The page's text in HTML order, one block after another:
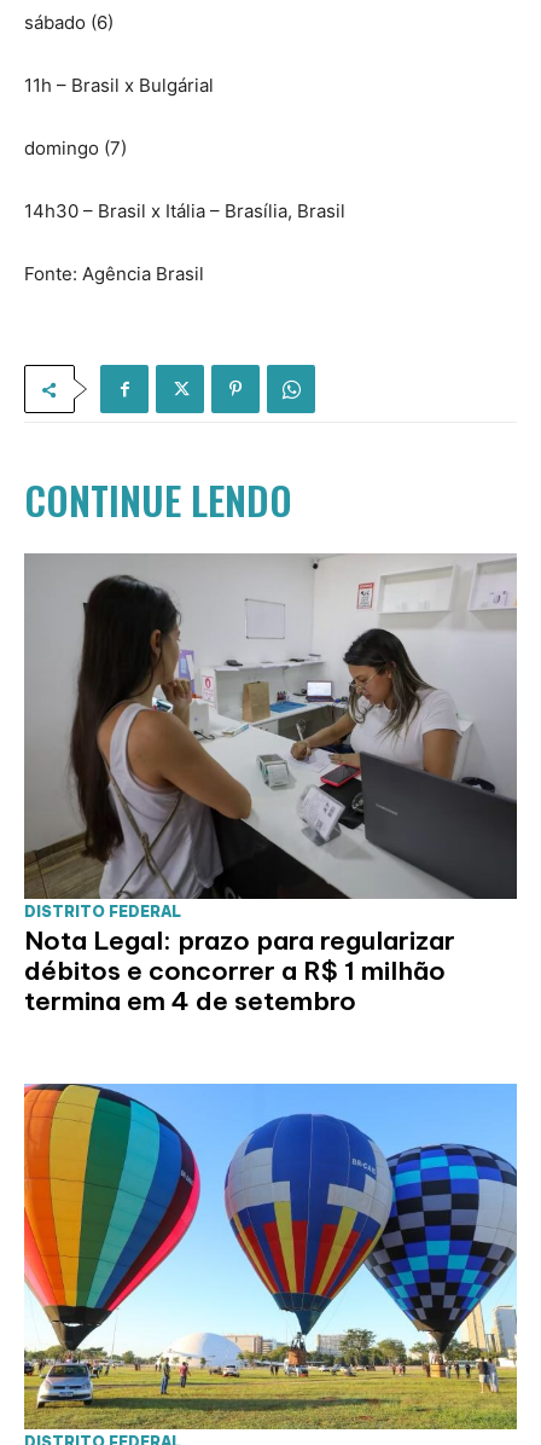
sábado (6)
11h – Brasil x Bulgárial
domingo (7)
14h30 – Brasil x Itália – Brasília, Brasil
Fonte: Agência Brasil
CONTINUE LENDO
DISTRITO FEDERAL
Nota Legal: prazo para regularizar
débitos e concorrer a R$ 1 milhão
termina em 4 de setembro